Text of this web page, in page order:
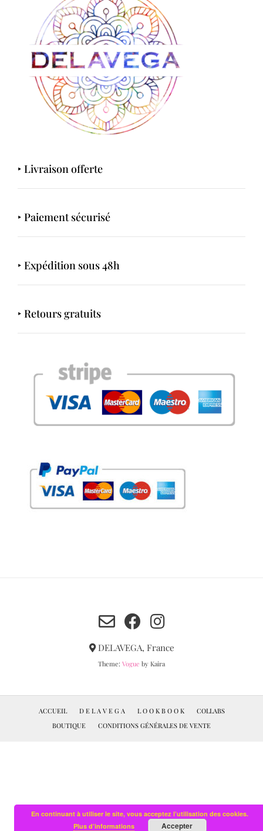
‣ Livraison offerte
‣ Paiement sécurisé
‣ Expédition sous 48h
‣ Retours gratuits
DELAVEGA, France
Theme: Vogue by Kaira
ACCUEIL D E L A V E G A L O O K B O O K
COLLABS
BOUTIQUE
CONDITIONS GÉNÉRALES DE VENTE
En continuant à utiliser le site, vous acceptez l’utilisation des cookies.
Plus d’informations
Accepter